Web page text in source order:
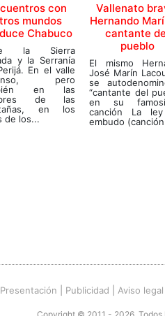
con
mundos
Chabuco
la Sierra
y la Serranía
En el valle
pero
en las
de las
en los
de los...
Vallenato
Hernando
cantante
pueblo
El mismo
José Marín
se
“cantante del
en su
canción La
embudo
Presentación Publicidad Aviso legal